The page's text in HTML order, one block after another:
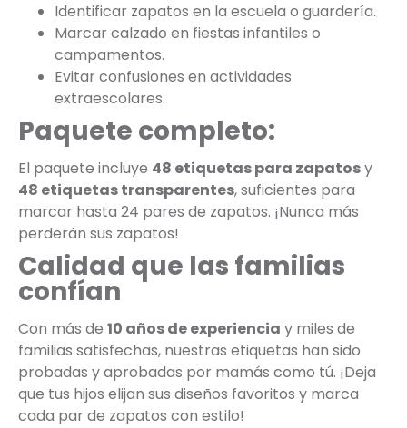
Identificar zapatos en la escuela o guardería.
Marcar calzado en fiestas infantiles o
campamentos.
Evitar confusiones en actividades
extraescolares.
Paquete completo:
El paquete incluye 48 etiquetas para zapatosy
48 etiquetas transparentes, suficientes para
marcar hasta 24 pares de zapatos. ¡Nunca más
perderán sus zapatos!
Calidad que las familias
confían
Con más de 10 años de experiencia y miles de
familias satisfechas, nuestras etiquetas han sido
probadas y aprobadas por mamás como tú. ¡Deja
que tus hijos elijan sus diseños favoritos y marca
cada par de zapatos con estilo!